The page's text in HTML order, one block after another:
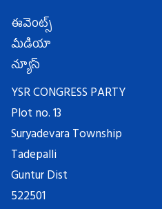
ఈవెంట్స్
మీడియా
న్యూస్
YSR CONGRESS PARTY
Plot no. 13
Suryadevara Township
Tadepalli
Guntur Dist
522501